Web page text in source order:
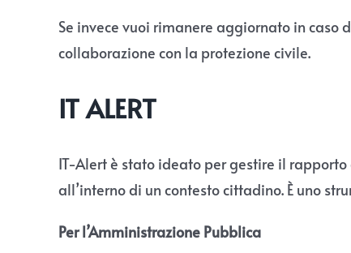
Se invece vuoi rimanere aggiornato in
collaborazione con la protezione civile.
IT ALERT
IT-Alert è stato ideato per gestire il
all’interno di un contesto cittadino. È uno
Per l’Amministrazione Pubblica